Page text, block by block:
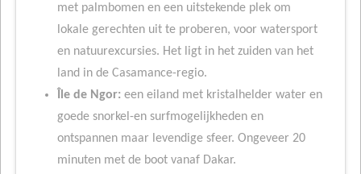
met palmbomen en een uitstekende plek om
lokale gerechten uit te proberen, voor watersport
en natuurexcursies. Het ligt in het zuiden van het
land in de Casamance-regio.
Île de Ngor: een eiland met kristalhelder water en
goede snorkel-en surfmogelijkheden en
ontspannen maar levendige sfeer. Ongeveer 20
minuten met de boot vanaf Dakar.